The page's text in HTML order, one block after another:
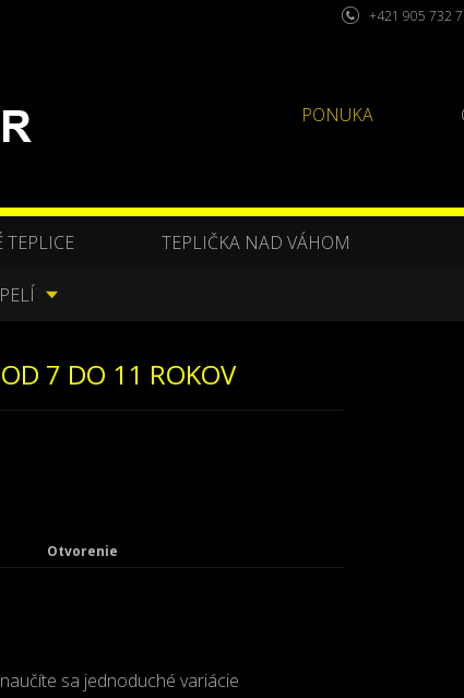
+421 905 732
PONUKA
TEPLICE TEPLIČKA NAD VÁHOM
7 DO 11 ROKOV
Otvorenie
sa jednoduché variácie